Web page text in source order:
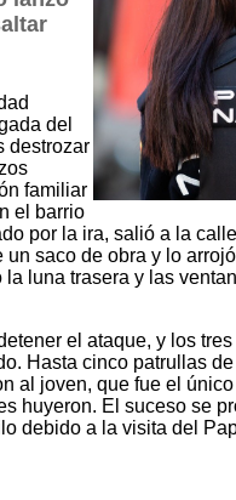
del
destrozar
familiar
el barrio
por la ira, salió a la
saco de obra y lo
luna trasera y las
el ataque, y los
Hasta cinco patrullas
al joven, que fue el
huyeron. El suceso se
debido a la visita del